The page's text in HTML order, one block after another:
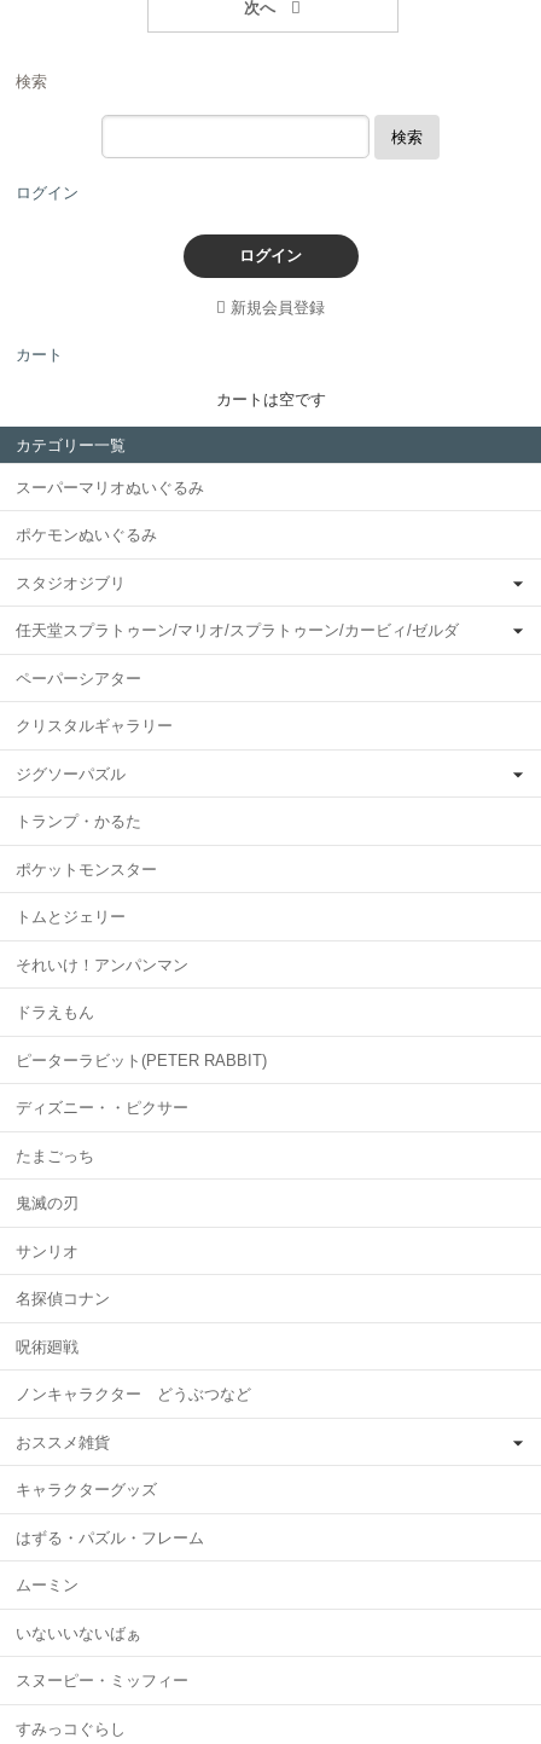
検索
検索
ログイン
ログイン
新規会員登録
カート
カートは空です
カテゴリー一覧
スーパーマリオぬいぐるみ
ポケモンぬいぐるみ
スタジオジブリ
任天堂スプラトゥーン/マリオ/スプラトゥーン/カービィ/ゼルダ
ペーパーシアター
クリスタルギャラリー
ジグソーパズル
トランプ・かるた
ポケットモンスター
トムとジェリー
それいけ！アンパンマン
ドラえもん
ピーターラビット(PETER RABBIT)
ディズニー・・ピクサー
たまごっち
鬼滅の刃
サンリオ
名探偵コナン
呪術廻戦
ノンキャラクター どうぶつなど
おススメ雑貨
キャラクターグッズ
はずる・パズル・フレーム
ムーミン
いないいないばぁ
スヌーピー・ミッフィー
すみっコぐらし